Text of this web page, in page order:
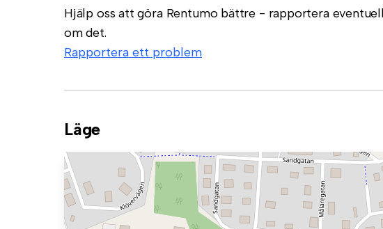
Hjälp oss att göra Rentumo bättre - rapportera
om det.
Rapportera ett problem
Läge